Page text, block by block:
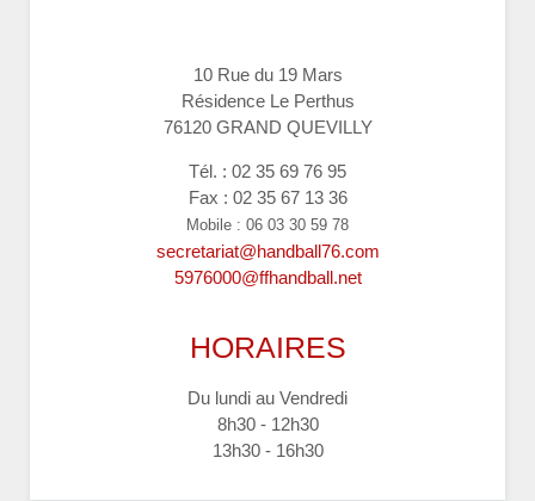
10 Rue du 19 Mars
Résidence Le Perthus
76120 GRAND QUEVILLY
Tél. : 02 35 69 76 95
Fax : 02 35 67 13 36
Mobile : 06 03 30 59 78
secretariat@handball76.com
5976000@ffhandball.net
HORAIRES
Du lundi au Vendredi
8h30 - 12h30
13h30 - 16h30